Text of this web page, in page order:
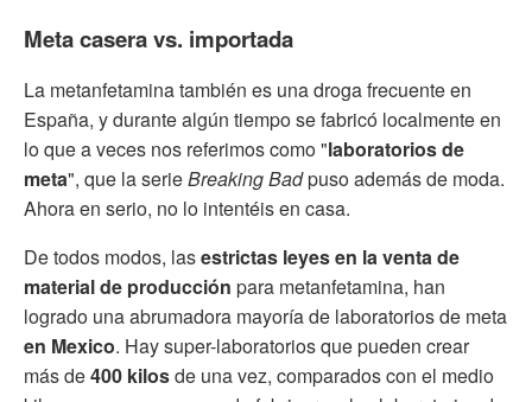
Meta casera vs. importada
La metanfetamina también es una droga frecuente en
España, y durante algún tiempo se fabricó localmente en
lo que a veces nos referimos como "laboratorios de
meta", que la serieBreaking Badpuso además de moda.
Ahora en serio, no lo intentéis en casa.
De todos modos, lasestrictas leyes en la venta de
material de producción para metanfetamina, han
logrado una abrumadora mayoría de laboratorios de meta
en Mexico. Hay super-laboratorios que pueden crear
más de400 kilosde una vez, comparados con el medio